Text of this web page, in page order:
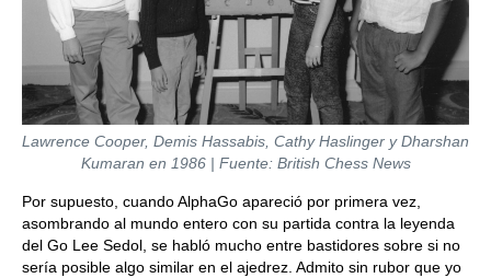
Lawrence Cooper, Demis Hassabis, Cathy Haslinger y Dharshan
Kumaran en 1986 | Fuente: British Chess News
Por supuesto, cuando AlphaGo apareció por primera vez,
asombrando al mundo entero con su partida contra la leyenda
del Go Lee Sedol, se habló mucho entre bastidores sobre si no
sería posible algo similar en el ajedrez. Admito sin rubor que yo